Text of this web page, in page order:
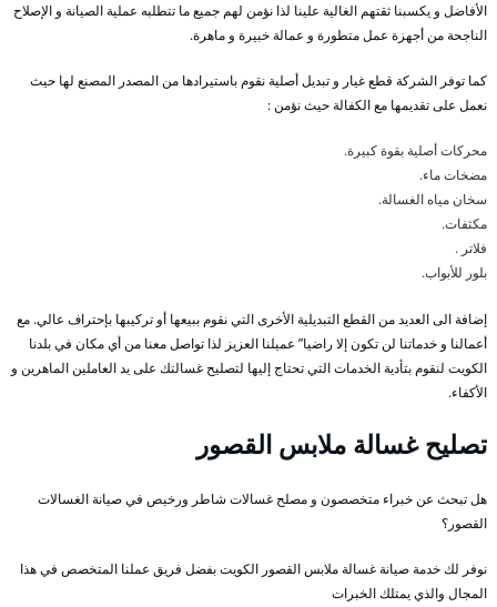
الأفاضل و يكسبنا ثقتهم الغالية علينا لذا نؤمن لهم جميع ما تتطلبه عملية الصيانة و الإصلاح
الناجحة من أجهزة عمل متطورة و عمالة خبيرة و ماهرة.
كما توفر الشركة قطع غيار و تبديل أصلية نقوم باستيرادها من المصدر المصنع لها حيث
نعمل على تقديمها مع الكفالة حيث نؤمن :
محركات أصلية بقوة كبيرة.
مضخات ماء.
سخان مياه الغسالة.
مكثفات.
فلاتر .
بلور للأبواب.
إضافة الى العديد من القطع التبديلية الأخرى التي نقوم ببيعها أو تركيبها بإحتراف عالي. مع
أعمالنا و خدماتنا لن تكون إلا راضيا” عميلنا العزيز لذا تواصل معنا من أي مكان في بلدنا
الكويت لنقوم بتأدية الخدمات التي تحتاج إليها لتصليح غسالتك على يد العاملين الماهرين و
الأكفاء.
تصليح غسالة ملابس القصور
هل تبحث عن خبراء متخصصون و مصلح غسالات شاطر ورخيص في صيانة الغسالات
القصور؟
نوفر لك خدمة صيانة غسالة ملابس القصور الكويت بفضل فريق عملنا المتخصص في هذا
المجال والذي يمتلك الخبرات